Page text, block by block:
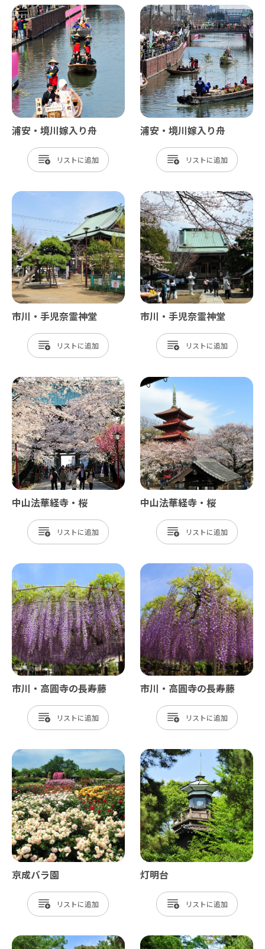
浦安・境川嫁入り舟
リスト
浦安・境川嫁入り舟
リスト
市川・手児奈霊神堂
リスト
市川・手児奈霊神堂
リスト
中山法華経寺・桜
リスト
中山法華経寺・桜
リスト
市川・高圓寺の長寿藤
リスト
市川・高圓寺の長寿藤
リスト
京成バラ園
リスト
灯明台
リスト